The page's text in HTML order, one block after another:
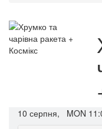
10 серпня, MON